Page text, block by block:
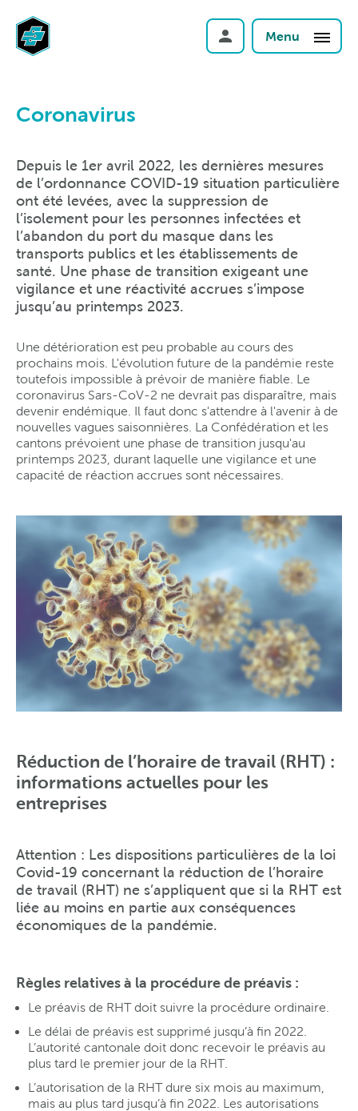
Menu
Coronavirus
Depuis le 1er avril 2022, les dernières mesures
de l’ordonnance COVID-19 situation particulière
ont été levées, avec la suppression de
l’isolement pour les personnes infectées et
l’abandon du port du masque dans les
transports publics et les établissements de
santé. Une phase de transition exigeant une
vigilance et une réactivité accrues s’impose
jusqu’au printemps 2023.
Une détérioration est peu probable au cours des
prochains mois. L'évolution future de la pandémie reste
toutefois impossible à prévoir de manière fiable. Le
coronavirus Sars-CoV-2 ne devrait pas disparaître, mais
devenir endémique. Il faut donc s'attendre à l'avenir à de
nouvelles vagues saisonnières. La Confédération et les
cantons prévoient une phase de transition jusqu'au
printemps 2023, durant laquelle une vigilance et une
capacité de réaction accrues sont nécessaires.
Réduction de l’horaire de travail (RHT) :
informations actuelles pour les
entreprises
Attention : Les dispositions particulières de la loi
Covid-19 concernant la réduction de l’horaire
de travail (RHT) ne s’appliquent que si la RHT est
liée au moins en partie aux conséquences
économiques de la pandémie.
Règles relatives à la procédure de préavis :
Le préavis de RHT doit suivre la procédure ordinaire.
Le délai de préavis est supprimé jusqu’à fin 2022.
L’autorité cantonale doit donc recevoir le préavis au
plus tard le premier jour de la RHT.
L’autorisation de la RHT dure six mois au maximum,
mais au plus tard jusqu’à fin 2022. Les autorisations